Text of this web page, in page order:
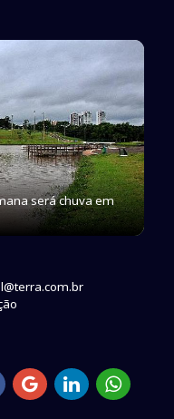
será chuva em